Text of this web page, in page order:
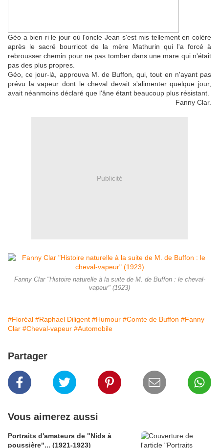
Géo a bien ri le jour où l'oncle Jean s'est mis tellement en colère
après le sacré bourricot de la mère Mathurin qui l'a forcé à
rebrousser chemin pour ne pas tomber dans une mare qui n'était
pas des plus propres.
Géo, ce jour-là, approuva M. de Buffon, qui, tout en n'ayant pas
prévu la vapeur dont le cheval devait s'alimenter quelque jour,
avait néanmoins déclaré que l'âne étant beaucoup plus résistant.
Fanny Clar.
Publicité
Fanny Clar "Histoire naturelle à la suite de M. de Buffon : le cheval-
vapeur" (1923)
#Floréal #Raphael Diligent #Humour #Comte de Buffon #Fanny
Clar #Cheval-vapeur #Automobile
Partager
Vous aimerez aussi
Portraits d'amateurs de "Nids à
poussière"... (1921-1923)